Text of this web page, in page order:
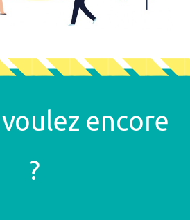
encore
?